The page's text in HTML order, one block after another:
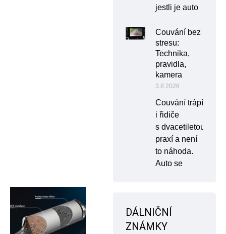
jestli je auto
Couvání bez
stresu:
Technika,
pravidla,
kamera
3.8.2026
Couvání trápí
i řidiče
s dvacetiletou
praxí a není
to náhoda.
Auto se
DÁLNIČNÍ
ZNÁMKY